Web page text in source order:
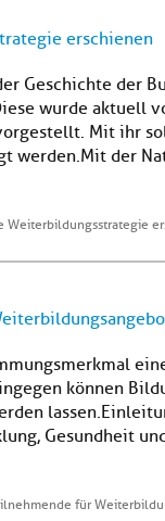
erschienen
Geschichte der
wurde aktuell
Mit ihr
werden. Mit der
Weiterbildungsstrategie
können
Gesundheit
für